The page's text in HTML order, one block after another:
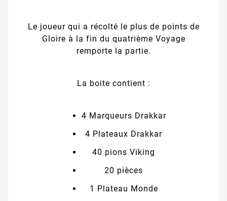
Le joueur qui a récolté le plus de points de
Gloire à la fin du quatrième Voyage
remporte la partie.
La boite contient :
4 Marqueurs Drakkar
4 Plateaux Drakkar
40 pions Viking
20 pièces
1 Plateau Monde